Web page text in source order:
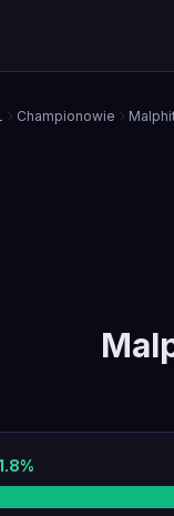
Championowie
%